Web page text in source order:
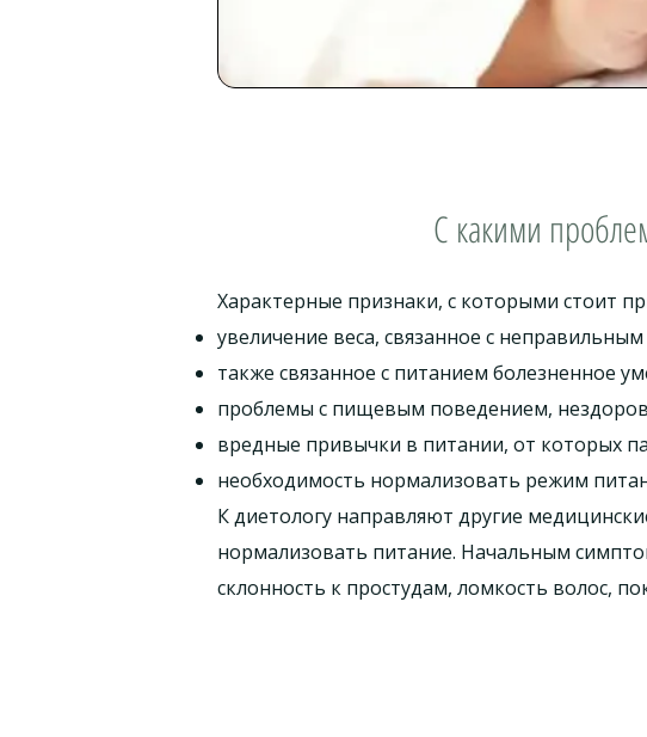
С какими
Характерные признаки, с которыми стоит
увеличение веса, связанное с
также связанное с питанием болезненное
проблемы с пищевым поведением,
вредные привычки в питании, от которых
необходимость нормализовать режим
К диетологу направляют другие
нормализовать питание. Начальным
склонность к простудам, ломкость волос,